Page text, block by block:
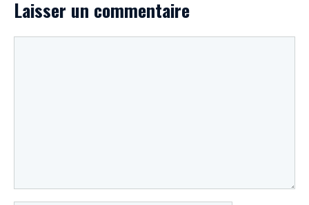
Laisser un commentaire